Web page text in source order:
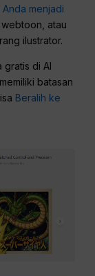
menjadi
webtoon, atau
ilustrator.
di AI
batasan
Beralih ke